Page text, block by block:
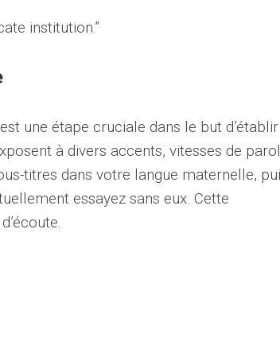
institution.”
une étape cruciale dans le but
à divers accents, vitesses de
titres dans votre langue maternelle,
essayez sans eux. Cette